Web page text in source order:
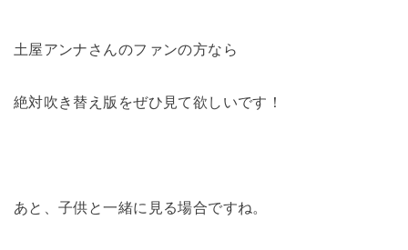
土屋アンナさんのファンの方なら
絶対吹き替え版をぜひ見て欲しいです！
あと、子供と一緒に見る場合ですね。